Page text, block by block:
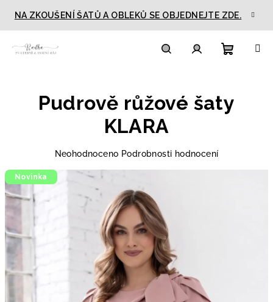
obsah
NA ZKOUŠENÍ ŠATŮ A OBLEKŮ SE OBJEDNEJTE ZDE.
košík
Pudrově růžové šaty
KLARA
Průměrné
produktu
Neohodnoceno Podrobnosti hodnocení
Novinka